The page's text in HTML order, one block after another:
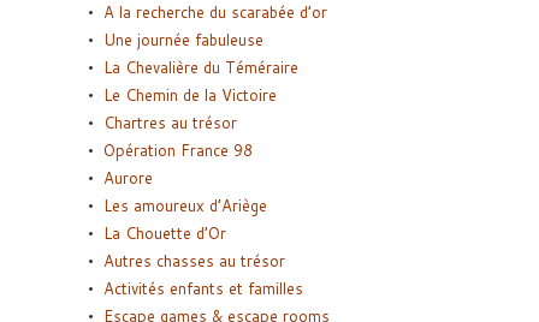
A la recherche du scarabée d’or
Une journée fabuleuse
La Chevalière du Téméraire
Le Chemin de la Victoire
Chartres au trésor
Opération France 98
Aurore
Les amoureux d’Ariège
La Chouette d’Or
Autres chasses au trésor
Activités enfants et familles
Escape games & escape rooms